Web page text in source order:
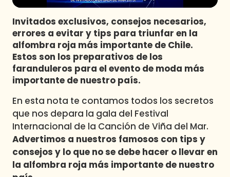
Invitados exclusivos, consejos necesarios,
errores a evitar y tips para triunfar en la
alfombra roja más importante de Chile.
Estos son los preparativos de los
faranduleros para el evento de moda más
importante de nuestro país.
En esta nota te contamos todos los secretos
que nos depara la gala del Festival
Internacional de la Canción de Viña del Mar.
Advertimos a nuestros famosos con tips y
consejos y lo que no se debe hacer o llevar en
la alfombra roja más importante de nuestro
Plan Perfecto
El Tiempo
Sabingo
Todos Los Programas